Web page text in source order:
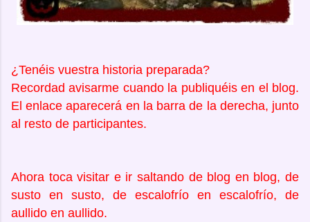
¿Tenéis vuestra historia preparada?
Recordad avisarme cuando la publiquéis en el blog.
El enlace aparecerá en la barra de la derecha, junto
al resto de participantes.
Ahora toca visitar e ir saltando de blog en blog, de
susto en susto, de escalofrío en escalofrío, de
aullido en aullido.